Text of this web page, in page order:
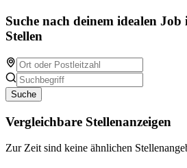
Suche nach deinem idealen
Stellen
Suche
Vergleichbare Stellenanzeigen
Zur Zeit sind keine ähnlichen